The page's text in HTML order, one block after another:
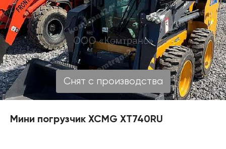
Снят с производства
Мини погрузчик XCMG XT740RU